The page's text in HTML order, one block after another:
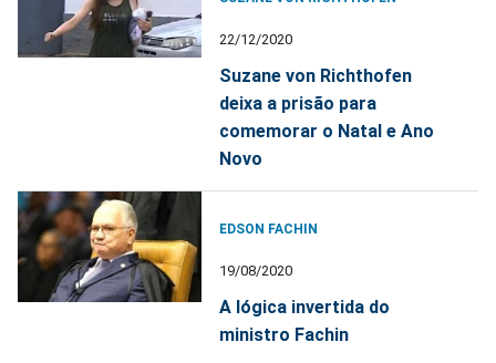
22/12/2020
Suzane von Richthofen
deixa a prisão para
comemorar o Natal e Ano
Novo
EDSON FACHIN
19/08/2020
A lógica invertida do
ministro Fachin